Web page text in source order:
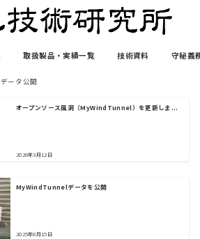
取扱製品・実績一覧 技術資料 守秘義
データ公開
オープンソース風洞（MyWindTunnel）を更新しま...
2026年3月12日
MyWindTunnelデータを公開
2025年8月15日